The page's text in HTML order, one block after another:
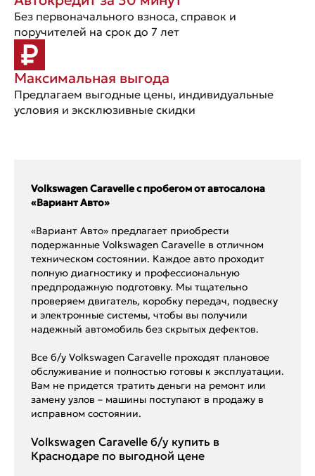
Без первоначального взноса, справок и
поручителей на срок до 7 лет
Максимальная выгода
Предлагаем выгодные цены, индивидуальные
условия и эксклюзивные скидки
Volkswagen Caravelle с пробегом от автосалона
«Вариант Авто»
«Вариант Авто» предлагает приобрести
подержанные Volkswagen Caravelle в отличном
техническом состоянии. Каждое авто проходит
полную диагностику и профессиональную
предпродажную подготовку. Мы тщательно
проверяем двигатель, коробку передач, подвеску
и электронные системы, чтобы вы получили
надежный автомобиль без скрытых дефектов.
Все б/у Volkswagen Caravelle проходят плановое
обслуживание и полностью готовы к эксплуатации.
Вам не придется тратить деньги на ремонт или
замену узлов – машины поступают в продажу в
исправном состоянии.
Volkswagen Caravelle б/у купить в
Краснодаре по выгодной цене